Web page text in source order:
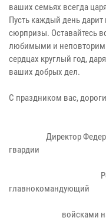
ваших семьях всегда
Пусть каждый день
сюрпризы. Оставайтесь
любимыми и
сердцах круглый год,
ваших добрых дел.
С праздником вас,
Директор
гвардии
Российской
главнокомандующий
войсками